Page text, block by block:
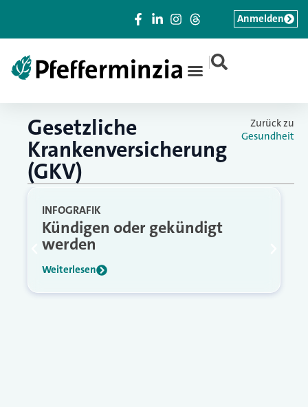
|
Anmelden
Gesetzliche
Krankenversicherung
(GKV)
Zurück zu
Gesundheit
INFOGRAFIK
Kündigen oder gekündigt
werden
Weiterlesen